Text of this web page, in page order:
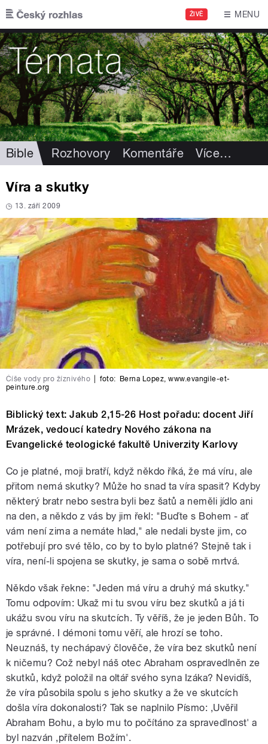
Přejít k hlavnímu obsahu
ŽIVĚ MENU
Bible Rozhovory Komentáře Více…
Víra a skutky
13. září 2009
Číše vody pro žíznivého foto: Berna Lopez, www.evangile-et-
peinture.org
Biblický text: Jakub 2,15-26 Host pořadu: docent Jiří
Mrázek, vedoucí katedry Nového zákona na
Evangelické teologické fakultě Univerzity Karlovy
Co je platné, moji bratří, když někdo říká, že má víru, ale
přitom nemá skutky? Může ho snad ta víra spasit? Kdyby
některý bratr nebo sestra byli bez šatů a neměli jídlo ani
na den, a někdo z vás by jim řekl: "Buďte s Bohem - ať
vám není zima a nemáte hlad," ale nedali byste jim, co
potřebují pro své tělo, co by to bylo platné? Stejně tak i
víra, není-li spojena se skutky, je sama o sobě mrtvá.
Někdo však řekne: "Jeden má víru a druhý má skutky."
Tomu odpovím: Ukaž mi tu svou víru bez skutků a já ti
ukážu svou víru na skutcích. Ty věříš, že je jeden Bůh. To
je správné. I démoni tomu věří, ale hrozí se toho.
Neuznáš, ty nechápavý člověče, že víra bez skutků není
k ničemu? Což nebyl náš otec Abraham ospravedlněn ze
skutků, když položil na oltář svého syna Izáka? Nevidíš,
že víra působila spolu s jeho skutky a že ve skutcích
došla víra dokonalosti? Tak se naplnilo Písmo: ,Uvěřil
Abraham Bohu, a bylo mu to počítáno za spravedlnost' a
byl nazván ,přítelem Božím'.